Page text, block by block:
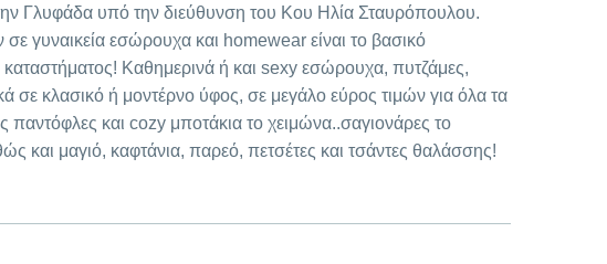
Γλυφάδα υπό την διεύθυνση του Κου Ηλία Σταυρόπουλου.
σε γυναικεία εσώρουχα και homewear είναι το βασικό
καταστήματος! Καθημερινά ή και sexy εσώρουχα, πυτζάμες,
σε κλασικό ή μοντέρνο ύφος, σε μεγάλο εύρος τιμών για όλα τα
παντόφλες και cozy μποτάκια το χειμώνα..σαγιονάρες το
και μαγιό, καφτάνια, παρεό, πετσέτες και τσάντες θαλάσσης!